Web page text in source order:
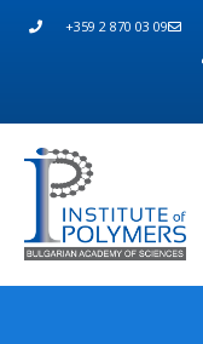
+359 2 870 03 09